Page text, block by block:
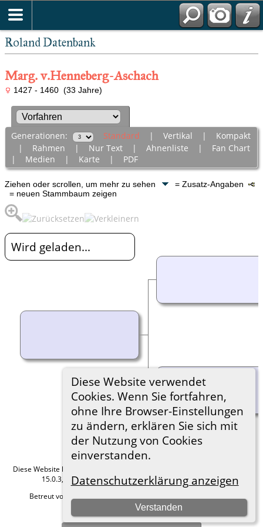
Roland Datenbank
Diese Website verwendet
Cookies. Wenn Sie fortfahren,
ohne Ihre Browser-Einstellungen
zu ändern, erklären Sie sich mit
der Nutzung von Cookies
einverstanden.
Datenschutzerklärung anzeigen
Verstanden
Marg. v.Henneberg-Aschach
1427 - 1460 (33 Jahre)
Generationen: Standard | Vertikal | Kompakt
| Rahmen | Nur Text| Ahnenliste | Fan Chart
| Medien | Karte | PDF
Ziehen oder scrollen, um mehr zu sehen
= Zusatz-Angaben
= neuen Stammbaum zeigen
Wird geladen...
Diese Website läuft mit
15.0.3, programmiert von Darrin Lythgoe © 2001-2026.
Betreut von
Hier geht es zum Impressum